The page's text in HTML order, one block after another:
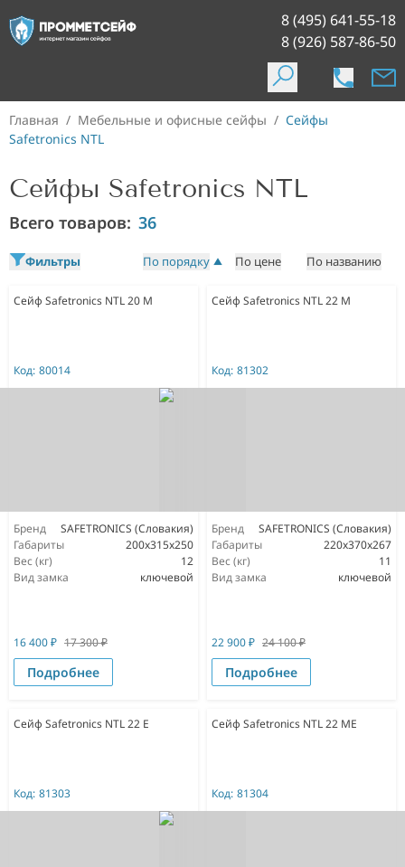
8 (495) 641-55-18
8 (926) 587-86-50
Главная / Мебельные и офисные сейфы / Сейфы
Safetronics NTL
Сейфы Safetronics NTL
Всего товаров: 36
Фильтры По порядку По цене По названию
Сейф Safetronics NTL 20 M
Код: 80014
Бренд
SAFETRONICS (Словакия)
Габариты
200x315x250
Вес (кг)
12
Вид замка
ключевой
16 400₽ 17 300₽
Подробнее
Сейф Safetronics NTL 22 M
Код: 81302
Бренд
SAFETRONICS (Словакия)
Габариты
220х370х267
Вес (кг)
11
Вид замка
ключевой
22 900₽ 24 100₽
Подробнее
Сейф Safetronics NTL 22 E
Код: 81303
Сейф Safetronics NTL 22 ME
Код: 81304